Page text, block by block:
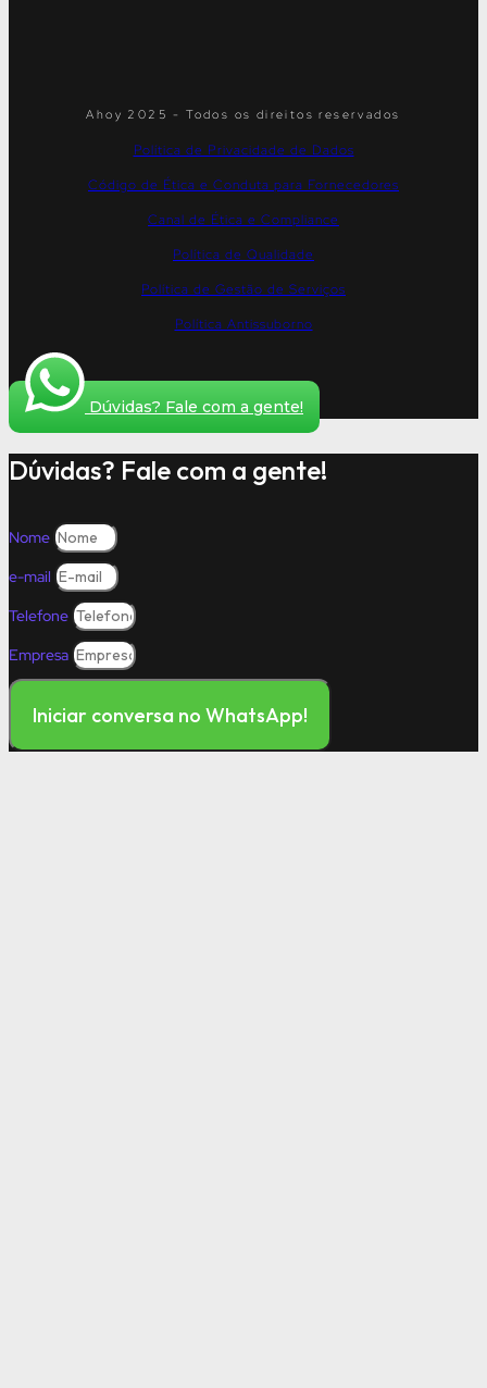
Ahoy 2025 - Todos os direitos reservados
Política de Privacidade de Dados
Código de Ética e Conduta para Fornecedores
Canal de Ética e Compliance
Política de Qualidade
Política de Gestão de Serviços
Política Antissuborno
Dúvidas? Fale com a gente!
Dúvidas? Fale com a gente!
Nome
e-mail
Telefone
Empresa
Iniciar conversa no WhatsApp!